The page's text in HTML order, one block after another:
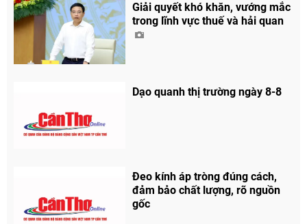
Giải quyết khó khăn, vướng mắc
trong lĩnh vực thuế và hải quan
Dạo quanh thị trường ngày 8-8
Đeo kính áp tròng đúng cách,
đảm bảo chất lượng, rõ nguồn
gốc